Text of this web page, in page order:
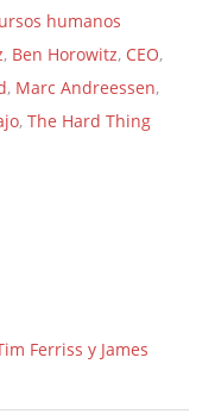
humanos
, Ben Horowitz, CEO,
, Marc Andreessen,
,The Hard Thing
Ferriss y James